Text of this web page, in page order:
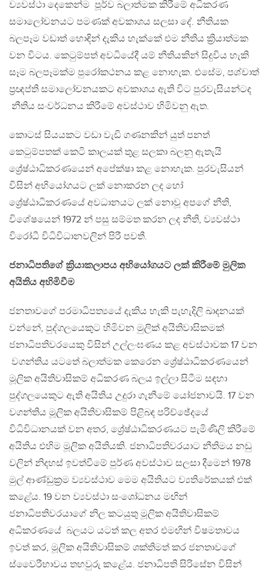
ව්‍යවස්ථා දෙකෙන්ම පූර්ව බලාත්මක කිරීමේ අධිකරණ
සමාලෝචනයට පමණක් අවකාශය සලසා දේ. නීතියක
බලපෑම වඩාත් හොඳින් දැකිය හැක්කේ එම නීතිය ක්‍රියාත්මක
වන විටය. කෙටුම්පත් අවධියේදී යම් නීතියකින් සිදුවිය හැකි
සෑම බලපෑමක්ම පුරෝකථනය කළ නොහැක. එසේම, පශ්චාත්
ප්‍රඥප්ති සමාලෝචනයකට අවකාශය ඇති විට පුරවැසියන්ටද
නීතිය සංවර්ධනය කිරීමේ අවස්ථාව හිමිවනු ඇත.
කොටස් සියයකට වඩා වැඩි ගණනකින් යුත් පනත්
කෙටුම්පතක් කෙටි කාලයක් තුළ සලකා බලනු ඇතැයි
ශ්‍රේෂ්ඨාධිකරණයෙන් අපේක්ෂා කළ නොහැක. පුරවැසියන්
විසින් අභියෝගයට ලක් නොකරන ලද හෝ
ශ්‍රේෂ්ඨාධිකරණයේ අවධානයට ලක් නොවූ අපගේ නීති,
විශේෂයෙන් 1972 න් පසු සම්මත කරන ලද නීති, ව්‍යවස්ථා
විරෝධී විධිවිධානවලින් පිරී පවතී.
ජනාධිපතිගේ ක්‍රියාකලාපය අභියෝගයට ලක් කිරීමේ මුලික
අයිතිය අහිමිවීම
ජනතාවගේ පරමාධිපත්‍යයේ දැකිය හැකි පැහැදිලි ඛාදනයක්
වන්නේ, පුද්ගලයෙකුට හිමිවන මුලික් අයිතිවාසිකමක්
ජනාධිපතිවරයෙකු විසින් උල්ලංඝණය කළ අවස්ථාවක 17 වන
වගන්තිය යටතේ බලාත්මක කෙරෙන ශ්‍රේෂ්ඨාධිකරණයෙන්
මූලික අයිතිවාසිකම් අධිකරණ බලය ඉල්ලා සිටීම සඳහා
පුද්ගලයෙකුට ඇති අයිතිය උදුරා ගැනීමේ යෝජනාවයි. 17 වන
වගන්තිය මූලික අයිතිවාසිකම් පිළිබඳ පරිච්ඡේදයේ
විධිවිධානයක් වන අතර, ශ්‍රේෂ්ඨාධිකරණයට පැමිණිලි කිරීමේ
අයිතිය එහිම මූලික අයිතියකි. ජනාධිපතිවරයාට නීතිමය නඩු
වලින් නිදහස් ඉවත්වීමේ පුර්ණ අවස්ථාව සලසා දීමෙන් 1978
මුල් ආණ්ඩුක්‍රම ව්‍යවස්ථාව මෙම අයිතියට ව්‍යතිරේකයක් එක්
කළේය. 19 වන ව්‍යවස්ථා සංශෝධනය මඟින්
ජනාධිපතිවරයාගේ නිල කටයුතු මූලික අයිතිවාසිකම්
අධිකරණයේ බලයට යටත් කල අතර එමඟින් විෂමතාවය
ඉවත් කර, මූලික අයිතිවාසිකම් ශක්තිමත් කර ජනතාවගේ
ස්වෛරීභාවය තහවුරු කළේය. ජනාධිපති සිරිසේන විසින්